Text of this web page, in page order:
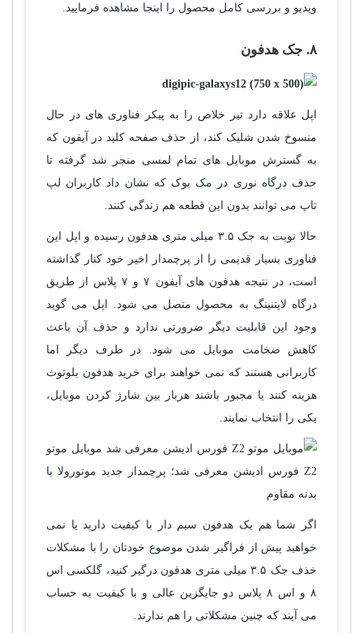
ویدیو و بررسی کامل محصول را اینجا مشاهده فرمایید.
۸. جک هدفون
اپل علاقه دارد تیر خلاص را به پیکر فناوری های در حال
منسوخ شدن شلیک کند، از حذف صفحه کلید در آیفون که
به گسترش موبایل های تمام لمسی منجر شد گرفته تا
حذف درگاه نوری در مک بوک که نشان داد کاربران لپ
تاپ می توانند بدون این قطعه هم زندگی کنند.
حالا نوبت به جک ۳.۵ میلی متری هدفون رسیده و اپل این
فناوری بسیار قدیمی را از پرچمدار اخیر خود کنار گذاشته
است، در نتیجه هدفون های آیفون ۷ و ۷ پلاس از طریق
درگاه لایتنینگ به محصول متصل می شود. اپل می گوید
وجود این قابلیت دیگر ضرورتی ندارد و حذف آن باعث
کاهش ضخامت موبایل می شود. در طرف دیگر اما
کاربرانی هستند که نمی خواهند برای خرید هدفون بلوتوث
هزینه کنند یا مجبور باشند هربار بین شارژ کردن موبایل،
یکی را انتخاب نمایند.
اگر شما هم یک هدفون سیم دار با کیفیت دارید یا نمی
خواهید پیش از فراگیر شدن موضوع خودتان را با مشکلات
خذف جک ۳.۵ میلی متری هدفون درگیر کنید، گلکسی اس
۸ و اس ۸ پلاس دو جایگزین عالی و با کیفیت به حساب
می آیند که چنین مشکلاتی را هم ندارند.